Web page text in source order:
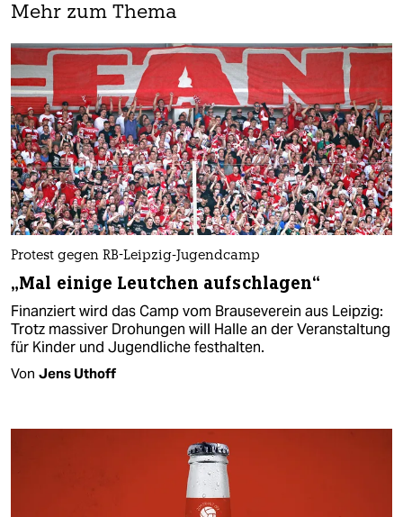
Mehr zum Thema
Protest gegen RB-Leipzig-Jugendcamp
„Mal einige Leutchen aufschlagen“
Finanziert wird das Camp vom Brauseverein aus Leipzig:
Trotz massiver Drohungen will Halle an der Veranstaltung
für Kinder und Jugendliche festhalten.
Von Jens Uthoff